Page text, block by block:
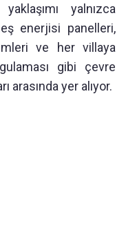
yalnızca
enerjisi panelleri,
ve her villaya
gibi çevre
arasında yer alıyor.